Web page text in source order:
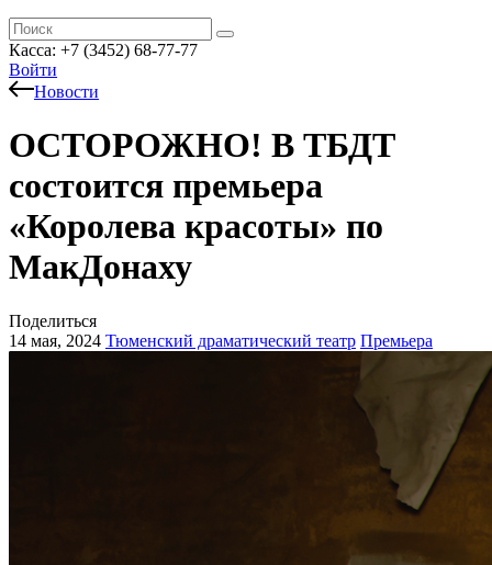
Касса: +7 (3452) 68-77-77
Войти
Новости
ОСТОРОЖНО! В ТБДТ
состоится премьера
«Королева красоты» по
МакДонаху
Поделиться
14 мая, 2024 Тюменский драматический театр Премьера